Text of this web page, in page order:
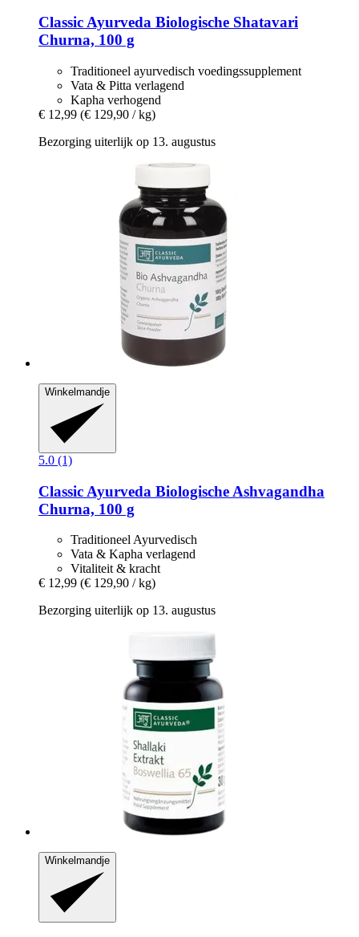
Classic Ayurveda Biologische Shatavari
Churna, 100 g
Traditioneel ayurvedisch voedingssupplement
Vata & Pitta verlagend
Kapha verhogend
€ 12,99 (€ 129,90 / kg)
Bezorging uiterlijk op 13. augustus
Winkelmandje
5.0 (1)
Classic Ayurveda Biologische Ashvagandha
Churna, 100 g
Traditioneel Ayurvedisch
Vata & Kapha verlagend
Vitaliteit & kracht
€ 12,99 (€ 129,90 / kg)
Bezorging uiterlijk op 13. augustus
Winkelmandje